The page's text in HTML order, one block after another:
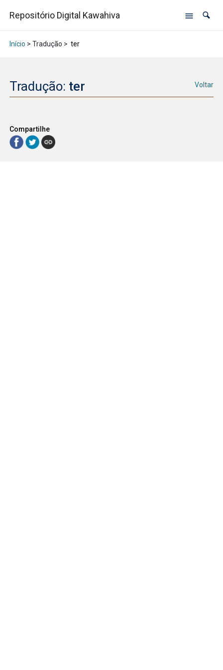
Repositório Digital Kawahiva
Início > Tradução > ter
Tradução: ter Voltar
Compartilhe